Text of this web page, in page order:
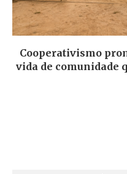
Cooperativismo
vida de comunidade